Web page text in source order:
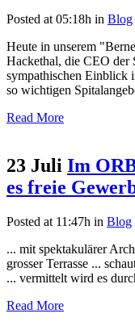
Posted at 05:18h in Blog
Heute in unserem
Hackethal, die CEO der
sympathischen Einblick
so wichtigen
Read More
23 Juli Im
es freie
Posted at 11:47h in Blog
... mit spektakulärer
grosser Terrasse ...
... vermittelt wird es
Read More